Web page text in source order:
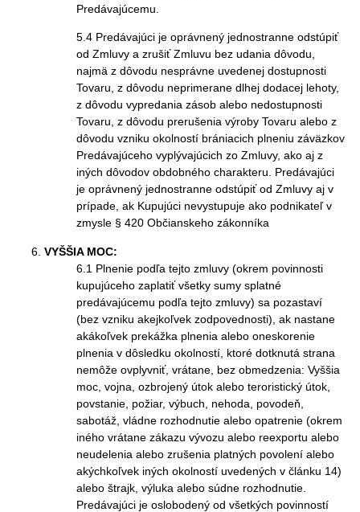
Predávajúcemu.
5.4 Predávajúci je oprávnený jednostranne odstúpiť
od Zmluvy a zrušiť Zmluvu bez udania dôvodu,
najmä z dôvodu nesprávne uvedenej dostupnosti
Tovaru, z dôvodu neprimerane dlhej dodacej lehoty,
z dôvodu vypredania zásob alebo nedostupnosti
Tovaru, z dôvodu prerušenia výroby Tovaru alebo z
dôvodu vzniku okolností brániacich plneniu záväzkov
Predávajúceho vyplývajúcich zo Zmluvy, ako aj z
iných dôvodov obdobného charakteru. Predávajúci
je oprávnený jednostranne odstúpiť od Zmluvy aj v
prípade, ak Kupujúci nevystupuje ako podnikateľ v
zmysle § 420 Občianskeho zákonníka
VYŠŠIA MOC:
6.1 Plnenie podľa tejto zmluvy (okrem povinnosti
kupujúceho zaplatiť všetky sumy splatné
predávajúcemu podľa tejto zmluvy) sa pozastaví
(bez vzniku akejkoľvek zodpovednosti), ak nastane
akákoľvek prekážka plnenia alebo oneskorenie
plnenia v dôsledku okolností, ktoré dotknutá strana
nemôže ovplyvniť, vrátane, bez obmedzenia: Vyššia
moc, vojna, ozbrojený útok alebo teroristický útok,
povstanie, požiar, výbuch, nehoda, povodeň,
sabotáž, vládne rozhodnutie alebo opatrenie (okrem
iného vrátane zákazu vývozu alebo reexportu alebo
neudelenia alebo zrušenia platných povolení alebo
akýchkoľvek iných okolností uvedených v článku 14)
alebo štrajk, výluka alebo súdne rozhodnutie.
Predávajúci je oslobodený od všetkých povinností